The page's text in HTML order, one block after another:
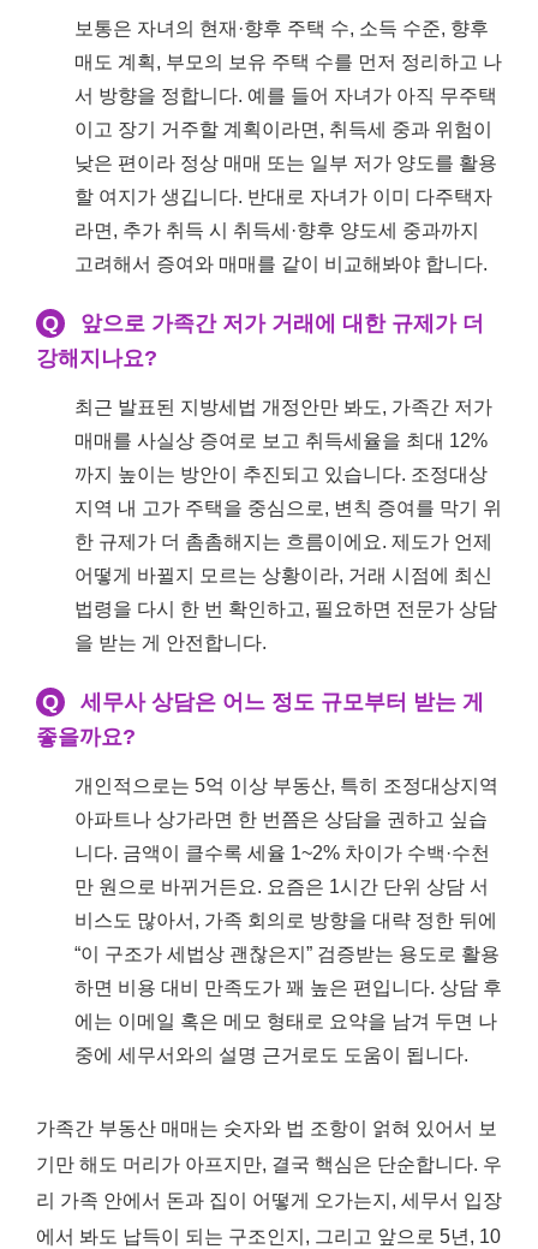
보통은 자녀의 현재·향후 주택 수, 소득 수준, 향후
매도 계획, 부모의 보유 주택 수를 먼저 정리하고 나
서 방향을 정합니다. 예를 들어 자녀가 아직 무주택
이고 장기 거주할 계획이라면, 취득세 중과 위험이
낮은 편이라 정상 매매 또는 일부 저가 양도를 활용
할 여지가 생깁니다. 반대로 자녀가 이미 다주택자
라면, 추가 취득 시 취득세·향후 양도세 중과까지
고려해서 증여와 매매를 같이 비교해봐야 합니다.
Q
앞으로 가족간 저가 거래에 대한 규제가 더
강해지나요?
최근 발표된 지방세법 개정안만 봐도, 가족간 저가
매매를 사실상 증여로 보고 취득세율을 최대 12%
까지 높이는 방안이 추진되고 있습니다. 조정대상
지역 내 고가 주택을 중심으로, 변칙 증여를 막기 위
한 규제가 더 촘촘해지는 흐름이에요. 제도가 언제
어떻게 바뀔지 모르는 상황이라, 거래 시점에 최신
법령을 다시 한 번 확인하고, 필요하면 전문가 상담
을 받는 게 안전합니다.
Q
세무사 상담은 어느 정도 규모부터 받는 게
좋을까요?
개인적으로는 5억 이상 부동산, 특히 조정대상지역
아파트나 상가라면 한 번쯤은 상담을 권하고 싶습
니다. 금액이 클수록 세율 1~2% 차이가 수백·수천
만 원으로 바뀌거든요. 요즘은 1시간 단위 상담 서
비스도 많아서, 가족 회의로 방향을 대략 정한 뒤에
“이 구조가 세법상 괜찮은지” 검증받는 용도로 활용
하면 비용 대비 만족도가 꽤 높은 편입니다. 상담 후
에는 이메일 혹은 메모 형태로 요약을 남겨 두면 나
중에 세무서와의 설명 근거로도 도움이 됩니다.
가족간 부동산 매매는 숫자와 법 조항이 얽혀 있어서 보
기만 해도 머리가 아프지만, 결국 핵심은 단순합니다. 우
리 가족 안에서 돈과 집이 어떻게 오가는지, 세무서 입장
에서 봐도 납득이 되는 구조인지, 그리고 앞으로 5년, 10